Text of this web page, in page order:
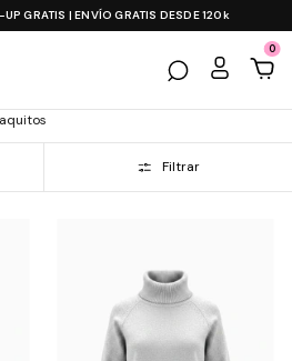
GRATIS | ENVÍO GRATIS DESDE 120k
0
Filtrar